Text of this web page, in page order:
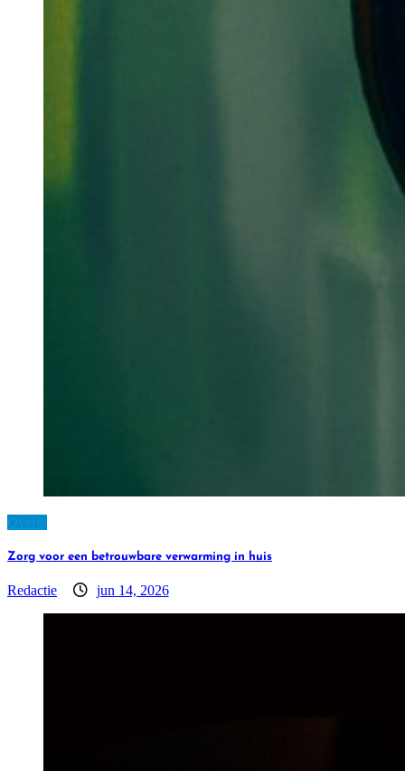
Zorg voor een betrouwbare verwarming in huis
Redactie jun 14, 2026